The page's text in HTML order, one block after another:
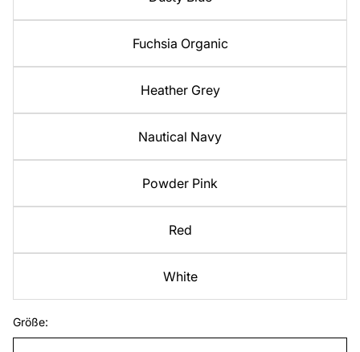
Fuchsia Organic
Heather Grey
Nautical Navy
Powder Pink
Red
White
Größe: